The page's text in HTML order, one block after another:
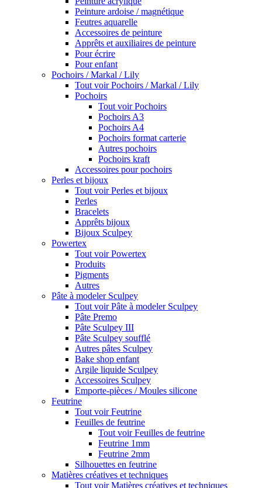
Peinture ardoise / magnétique
Feutres aquarelle
Accessoires de peinture
Apprêts et auxiliaires de peinture
Pour écrire
Pour enfant
Pochoirs / Markal / Lily
Tout voir Pochoirs / Markal / Lily
Pochoirs
Tout voir Pochoirs
Pochoirs A3
Pochoirs A4
Pochoirs format carterie
Autres pochoirs
Pochoirs kraft
Accessoires pour pochoirs
Perles et bijoux
Tout voir Perles et bijoux
Perles
Bracelets
Apprêts bijoux
Bijoux Sculpey
Powertex
Tout voir Powertex
Produits
Pigments
Autres
Pâte à modeler Sculpey
Tout voir Pâte à modeler Sculpey
Pâte Premo
Pâte Sculpey III
Pâte Sculpey soufflé
Autres pâtes Sculpey
Bake shop enfant
Argile liquide Sculpey
Accessoires Sculpey
Emporte-pièces / Moules silicone
Feutrine
Tout voir Feutrine
Feuilles de feutrine
Tout voir Feuilles de feutrine
Feutrine 1mm
Feutrine 2mm
Silhouettes en feutrine
Matières créatives et techniques
Tout voir Matières créatives et techniques